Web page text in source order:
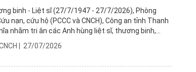
binh - Liệt sĩ (27/7/1947 - 27/7/2026), Phòng
nạn, cứu hộ (PCCC và CNCH), Công an tỉnh Thanh
nhằm tri ân các Anh hùng liệt sĩ, thương binh,
nhân các ...
27/07/2026